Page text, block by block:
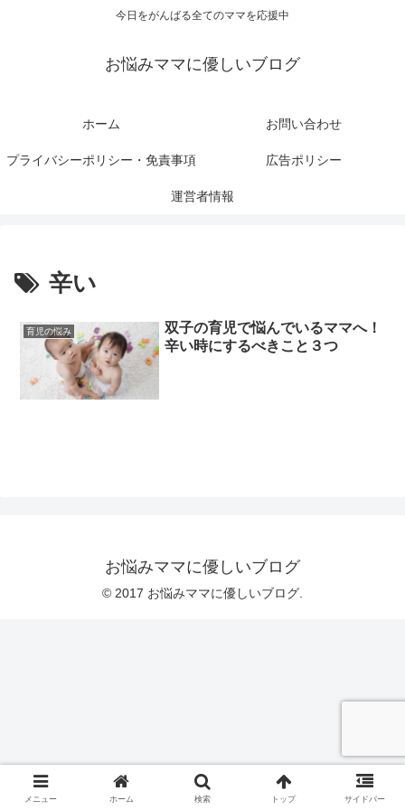
今日をがんばる全てのママを応援中
お悩みママに優しいブログ
ホーム お問い合わせ
プライバシーポリシー・免責事項 広告ポリシー
運営者情報
辛い
育児の悩み
双子の育児で悩んでいるママへ！
辛い時にするべきこと３つ
お悩みママに優しいブログ
© 2017 お悩みママに優しいブログ.
メニュー ホーム 検索 トップ サイドバー